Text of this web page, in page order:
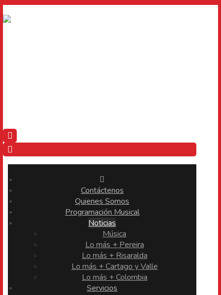
Contáctenos
Quienes Somos
Programación Musical
Noticias
Música
Lo más + Pereira
Lo más + Risaralda
Lo más + Cartago y Valle
Lo más + Colombia
Servicios